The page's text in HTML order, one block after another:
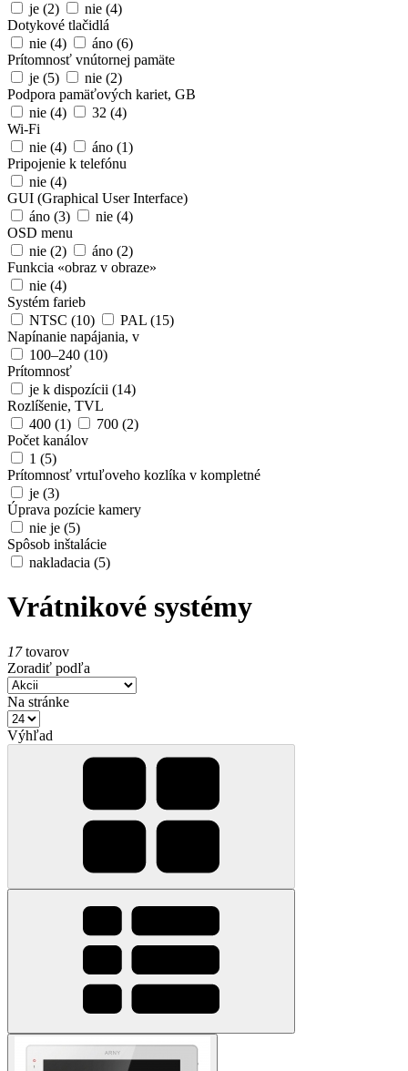
je (2) nie (4)
Dotykové tlačidlá
nie (4) áno (6)
Prítomnosť vnútornej pamäte
je (5) nie (2)
Podpora pamäťových kariet, GB
nie (4) 32 (4)
Wi-Fi
nie (4) áno (1)
Pripojenie k telefónu
nie (4)
GUI (Graphical User Interface)
áno (3) nie (4)
OSD menu
nie (2) áno (2)
Funkcia «obraz v obraze»
nie (4)
Systém farieb
NTSC (10) PAL (15)
Napínanie napájania, v
100–240 (10)
Prítomnosť
je k dispozícii (14)
Rozlíšenie, TVL
400 (1) 700 (2)
Počet kanálov
1 (5)
Prítomnosť vrtuľoveho kozlíka v kompletné
je (3)
Úprava pozície kamery
nie je (5)
Spôsob inštalácie
nakladacia (5)
Vrátnikové systémy
17tovarov
Zoradiť podľa
Na stránke
Výhľad